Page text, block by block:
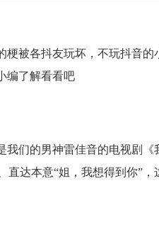
梗被各抖友玩坏，不玩抖音
编了解看看吧
我们的男神雷佳音的电视剧
直达本意“姐，我想得到你”，